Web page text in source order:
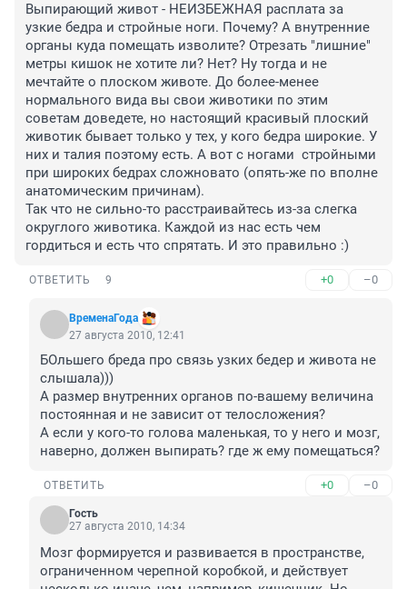
Выпирающий живот - НЕИЗБЕЖНАЯ расплата за
узкие бедра и стройные ноги. Почему? А внутренние
органы куда помещать изволите? Отрезать "лишние"
метры кишок не хотите ли? Нет? Ну тогда и не
мечтайте о плоском животе. До более-менее
нормального вида вы свои животики по этим
советам доведете, но настоящий красивый плоский
животик бывает только у тех, у кого бедра широкие. У
них и талия поэтому есть. А вот с ногами  стройными
при широких бедрах сложновато (опять-же по вполне
анатомическим причинам).
Так что не сильно-то расстраивайтесь из-за слегка
округлого животика. Каждой из нас есть чем
гордиться и есть что спрятать. И это правильно :)
ОТВЕТИТЬ 9 +0 –0
ВременаГода
27 августа 2010, 12:41
БОльшего бреда про связь узких бедер и живота не
слышала)))
А размер внутренних органов по-вашему величина
постоянная и не зависит от телосложения?
А если у кого-то голова маленькая, то у него и мозг,
наверно, должен выпирать? где ж ему помещаться?
ОТВЕТИТЬ +0 –0
Гость
27 августа 2010, 14:34
Мозг формируется и развивается в пространстве,
ограниченном черепной коробкой, и действует